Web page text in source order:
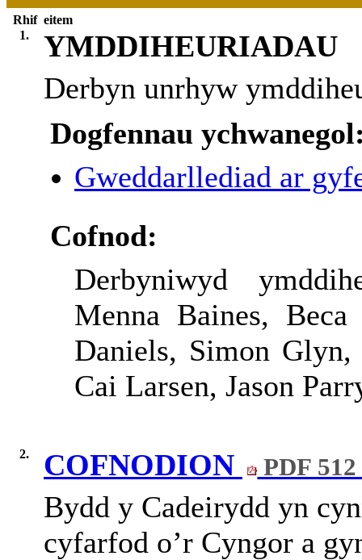
Rhif eitem
1.
YMDDIHEURIADAU
Derbyn unrhyw
Dogfennau
Gweddarllediad ar
Cofnod:
Derbyniwyd
Menna Baines,
Daniels, Simon
Cai Larsen, Jason
2. COFNODION PDF
Bydd y Cadeirydd yn
cyfarfod o’r Cyngor a